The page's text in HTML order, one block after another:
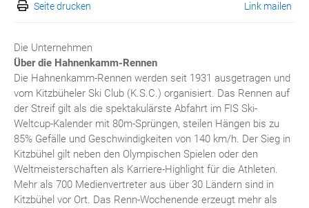
Seite drucken Link mailen
Die Unternehmen
Über die Hahnenkamm-Rennen
Die Hahnenkamm-Rennen werden seit 1931 ausgetragen und
vom Kitzbüheler Ski Club (K.S.C.) organisiert. Das Rennen auf
der Streif gilt als die spektakulärste Abfahrt im FIS Ski-
Weltcup-Kalender mit 80m-Sprüngen, steilen Hängen bis zu
85% Gefälle und Geschwindigkeiten von 140 km/h. Der Sieg in
Kitzbühel gilt neben den Olympischen Spielen oder den
Weltmeisterschaften als Karriere-Highlight für die Athleten.
Mehr als 700 Medienvertreter aus über 30 Ländern sind in
Kitzbühel vor Ort. Das Renn-Wochenende erzeugt mehr als